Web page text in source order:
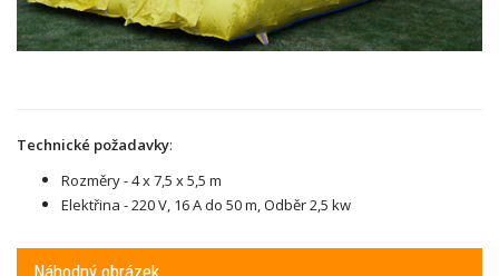
Technické požadavky:
Rozměry - 4 x 7,5 x 5,5 m
Elektřina - 220 V, 16 A do 50 m, Odběr 2,5 kw
Náhodný obrázek